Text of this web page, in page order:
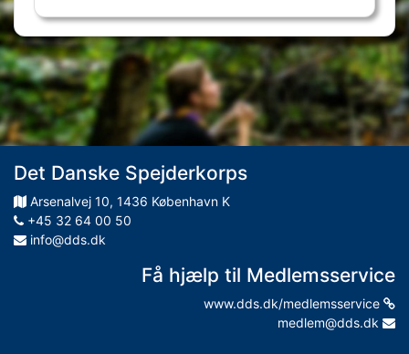
Det Danske Spejderkorps
Arsenalvej 10, 1436 København K
+45 32 64 00 50
info@dds.dk
Få hjælp til Medlemsservice
www.dds.dk/medlemsservice
medlem@dds.dk